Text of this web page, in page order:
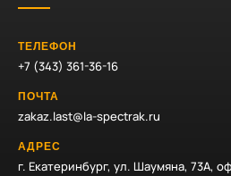
ТЕЛЕФОН
+7 (343) 361-36-16
ПОЧТА
zakaz.last@la-spectrak.ru
АДРЕС
г. Екатеринбург, ул. Шаумяна, 73А,